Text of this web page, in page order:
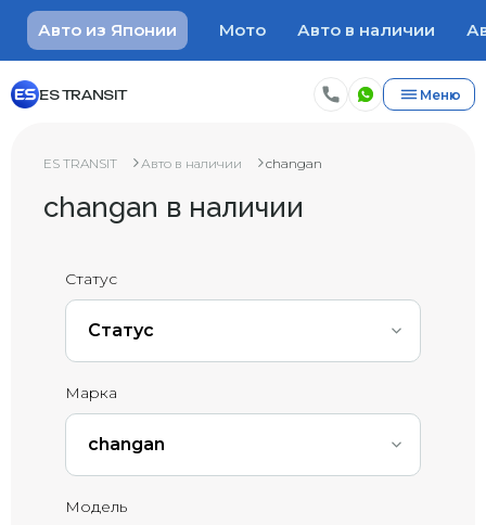
Авто из Японии Мото Авто в наличии
ES TRANSIT Меню
ES TRANSIT Авто в наличии changan
changan в наличии
Статус
Статус
Марка
changan
Модель